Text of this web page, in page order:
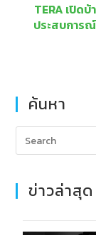
TERA เปิด
ประสบการ
ค้นหา
ข่าวล่าสุด